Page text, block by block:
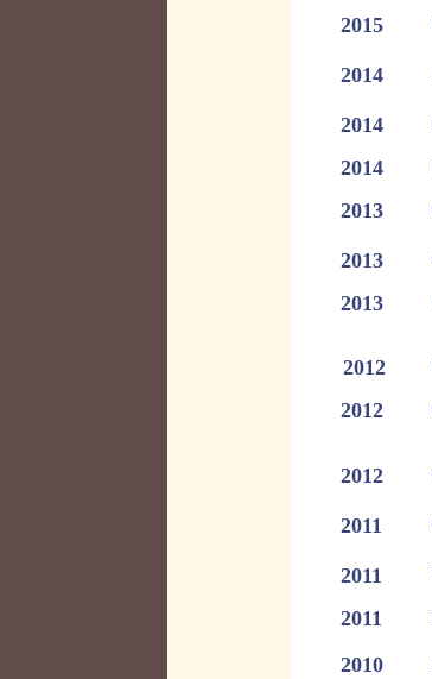
2015
2014
2014
2014
2013
2013
2013
2012
2012
2012
2011
2011
2011
2010